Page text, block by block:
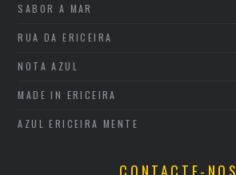
SABOR A MAR
RUA DA ERICEIRA
NOTA AZUL
MADE IN ERICEIRA
AZUL ERICEIRA MENTE
CONTACTE-NOS